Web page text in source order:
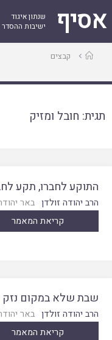
אסיף
שנתון איגוד
ישיבות ההסדר
עמודקבצים
תגית: חובל ומזיק
התוקע לחברו, תקע
הרב יהודה זולדן באר
קריאת המאמר
שבת שלא במקום נזק
הרב יהודה זולדן באר
קריאת המאמר